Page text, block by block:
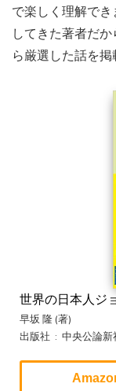
で楽しく理解で
してきた著者だ
ら厳選した話を掲
世界の日本人ジ
早坂 隆 (著)
出版社 ‏ : ‎ 中央